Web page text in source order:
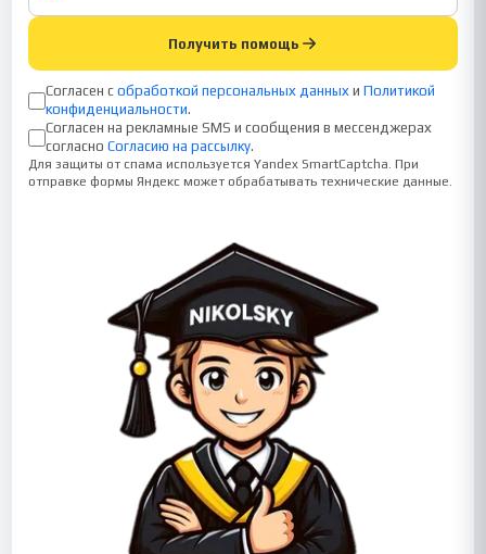
Получить помощь
Согласен с обработкой персональных данных и Политикой
конфиденциальности.
Согласен на рекламные SMS и сообщения в мессенджерах
согласно Согласию на рассылку.
Для защиты от спама используется Yandex SmartCaptcha. При
отправке формы Яндекс может обрабатывать технические данные.